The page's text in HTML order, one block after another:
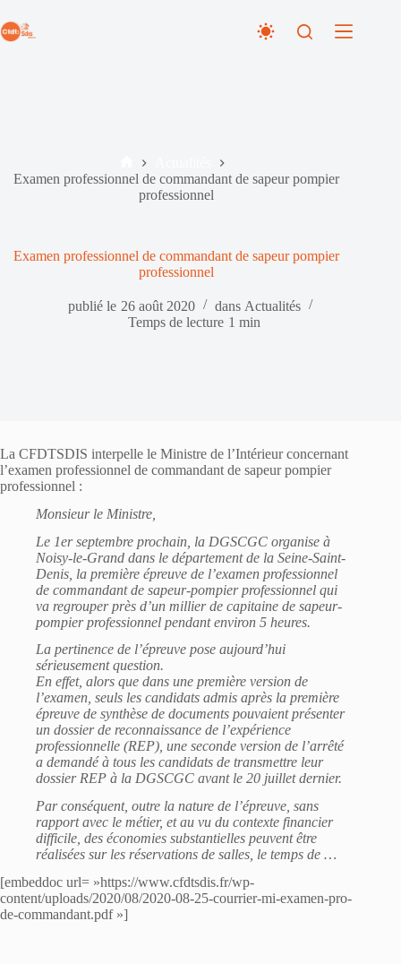
au
contenu
Accueil
Examen professionnel de commandant de sapeur pompier
professionnel
Examen professionnel de commandant de sapeur pompier
professionnel
publié le 26 août 2020 dans Actualités
Temps de lecture 1 min
La CFDTSDIS interpelle le Ministre de l’Intérieur concernant
l’examen professionnel de commandant de sapeur pompier
professionnel :
Monsieur le Ministre,
Le 1er septembre prochain, la DGSCGC organise à
Noisy-le-Grand dans le département de la Seine-Saint-
Denis, la première épreuve de l’examen professionnel
de commandant de sapeur-pompier professionnel qui
va regrouper près d’un millier de capitaine de sapeur-
pompier professionnel pendant environ 5 heures.
La pertinence de l’épreuve pose aujourd’hui
sérieusement question.
En effet, alors que dans une première version de
l’examen, seuls les candidats admis après la première
épreuve de synthèse de documents pouvaient présenter
un dossier de reconnaissance de l’expérience
professionnelle (REP), une seconde version de l’arrêté
a demandé à tous les candidats de transmettre leur
dossier REP à la DGSCGC avant le 20 juillet dernier.
Par conséquent, outre la nature de l’épreuve, sans
rapport avec le métier, et au vu du contexte financier
difficile, des économies substantielles peuvent être
réalisées sur les réservations de salles, le temps de …
[embeddoc url= »https://www.cfdtsdis.fr/wp-
content/uploads/2020/08/2020-08-25-courrier-mi-examen-pro-
de-commandant.pdf »]